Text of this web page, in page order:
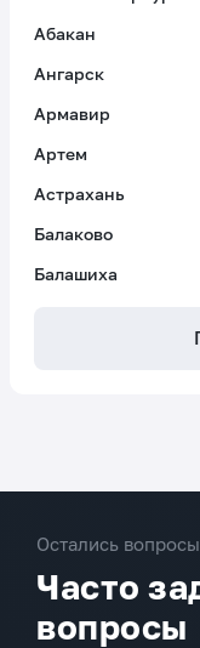
Абакан
Ангарск
Армавир
Артем
Астрахань
Балаково
Балашиха
Остались
Часто
вопросы